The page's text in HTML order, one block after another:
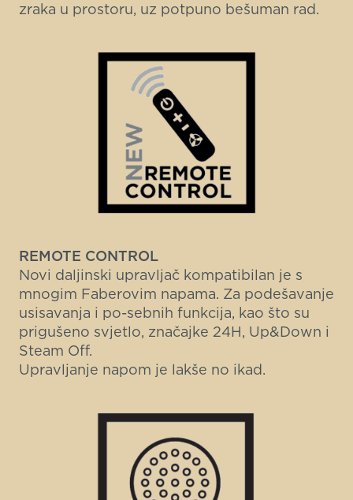
zraka u prostoru, uz potpuno bešuman rad.
REMOTE CONTROL
Novi daljinski upravljač kompatibilan je s
mnogim Faberovim napama. Za podešavanje
usisavanja i po-sebnih funkcija, kao što su
prigušeno svjetlo, značajke 24H, Up&Down i
Steam Off.
Upravljanje napom je lakše no ikad.